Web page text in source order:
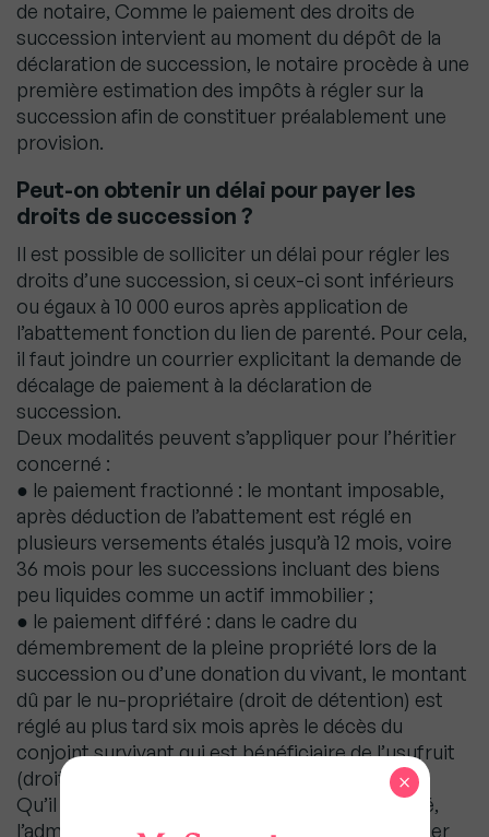
de notaire, Comme le paiement des droits de
succession intervient au moment du dépôt de la
déclaration de succession, le notaire procède à une
première estimation des impôts à régler sur la
succession afin de constituer préalablement une
provision.
Peut-on obtenir un délai pour payer les
droits de succession ?
Il est possible de solliciter un délai pour régler les
droits d’une succession, si ceux-ci sont inférieurs
ou égaux à 10 000 euros après application de
l’abattement fonction du lien de parenté. Pour cela,
il faut joindre un courrier explicitant la demande de
décalage de paiement à la déclaration de
succession.
Deux modalités peuvent s’appliquer pour l’héritier
concerné :
● le paiement fractionné : le montant imposable,
après déduction de l’abattement est réglé en
plusieurs versements étalés jusqu’à 12 mois, voire
36 mois pour les successions incluant des biens
peu liquides comme un actif immobilier ;
● le paiement différé : dans le cadre du
démembrement de la pleine propriété lors de la
succession ou d’une donation du vivant, le montant
dû par le nu-propriétaire (droit de détention) est
réglé au plus tard six mois après le décès du
conjoint survivant qui est bénéficiaire de l’usufruit
(droit d’usage).
Qu’il s’agisse du paiement fractionné ou différé,
l’administration fiscale va demander de présenter
×